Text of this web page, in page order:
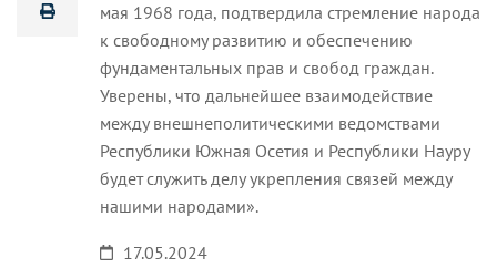
мая 1968 года, подтвердила стремление народа
к свободному развитию и обеспечению
фундаментальных прав и свобод граждан.
Уверены, что дальнейшее взаимодействие
между внешнеполитическими ведомствами
Республики Южная Осетия и Республики Науру
будет служить делу укрепления связей между
нашими народами».
17.05.2024